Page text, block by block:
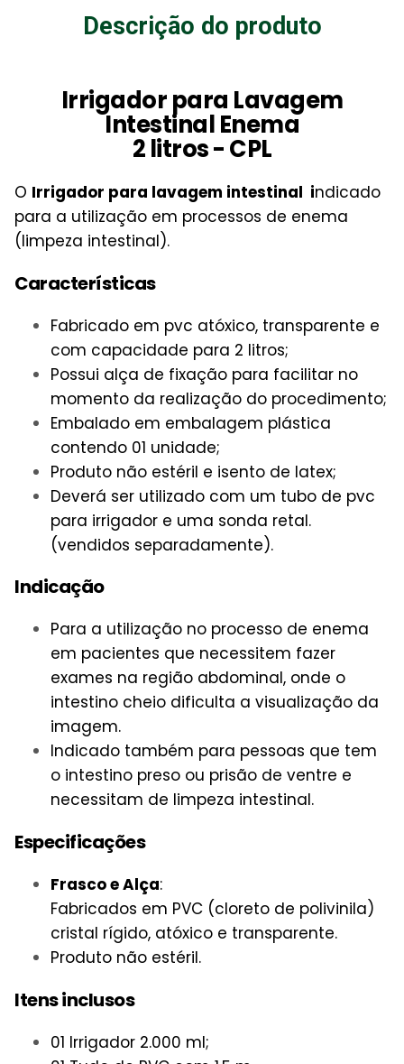
Descrição do produto
Irrigador para Lavagem
Intestinal Enema
2 litros - CPL
O Irrigador para lavagem intestinal indicado
para a utilização em processos de enema
(limpeza intestinal).
Características
Fabricado em pvc atóxico, transparente e
com capacidade para 2 litros;
Possui alça de fixação para facilitar no
momento da realização do procedimento;
Embalado em embalagem plástica
contendo 01 unidade;
Produto não estéril e isento de latex;
Deverá ser utilizado com um tubo de pvc
para irrigador e uma sonda retal.
(vendidos separadamente).
Indicação
Para a utilização no processo de enema
em pacientes que necessitem fazer
exames na região abdominal, onde o
intestino cheio dificulta a visualização da
imagem.
Indicado também para pessoas que tem
o intestino preso ou prisão de ventre e
necessitam de limpeza intestinal.
Especificações
Frasco e Alça:
Fabricados em PVC (cloreto de polivinila)
cristal rígido, atóxico e transparente.
Produto não estéril.
Itens inclusos
01 Irrigador 2.000 ml;